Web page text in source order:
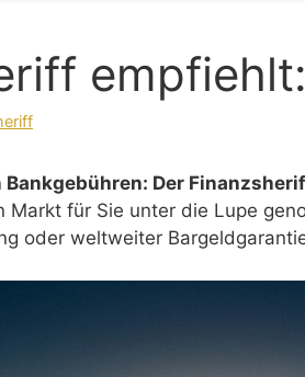
Der
Markt für Sie unter die Lupe
oder weltweiter